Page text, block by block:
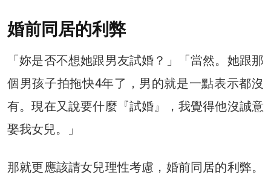
婚前同居的利弊
「妳是否不想她跟男友試婚？」「當然。她跟那
個男孩子拍拖快4年了，男的就是一點表示都沒
有。現在又說要什麼『試婚』，我覺得他沒誠意
娶我女兒。」
那就更應該請女兒理性考慮，婚前同居的利弊。